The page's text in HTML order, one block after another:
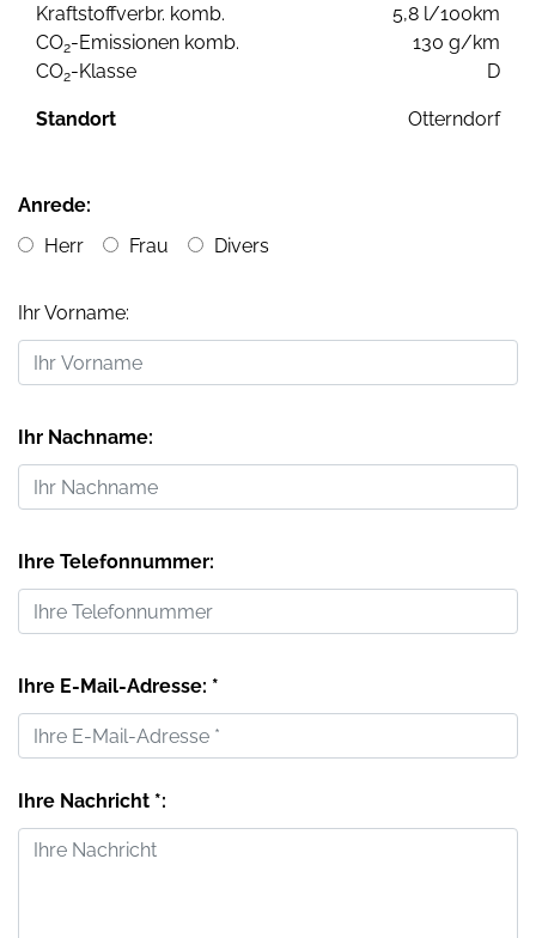
Kraftstoffverbr. komb.
5,8 l/100km
CO2-Emissionen komb.
130 g/km
CO2-Klasse D
Standort Otterndorf
Anrede:
Herr
Frau Divers
Ihr Vorname:
Ihr Nachname:
Ihre Telefonnummer:
Ihre E-Mail-Adresse: *
Ihre Nachricht *: